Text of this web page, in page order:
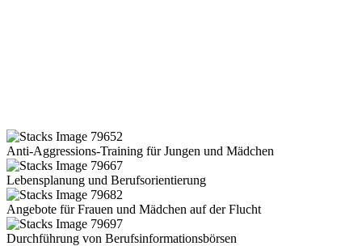
Anti-Aggressions-Training für Jungen und Mädchen
Lebensplanung und Berufsorientierung
Angebote für Frauen und Mädchen auf der Flucht
Durchführung von Berufsinformationsbörsen